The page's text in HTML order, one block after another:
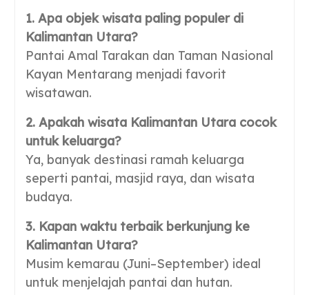
1. Apa objek wisata paling populer di
Kalimantan Utara?
Pantai Amal Tarakan dan Taman Nasional
Kayan Mentarang menjadi favorit
wisatawan.
2. Apakah wisata Kalimantan Utara cocok
untuk keluarga?
Ya, banyak destinasi ramah keluarga
seperti pantai, masjid raya, dan wisata
budaya.
3. Kapan waktu terbaik berkunjung ke
Kalimantan Utara?
Musim kemarau (Juni–September) ideal
untuk menjelajah pantai dan hutan.